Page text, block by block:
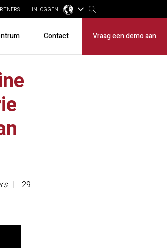
INLOGGEN
Contact Vraag een demo aan
29